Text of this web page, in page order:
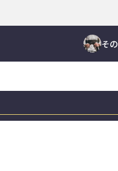
身 鐔
品 垂れ単品
合道向き
抜刀道向き
そ